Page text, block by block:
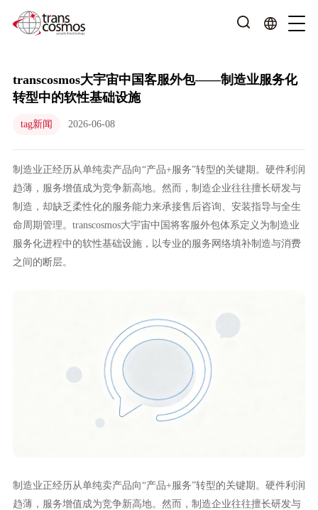
transcosmos大宇宙中国客服外包——制造业服务化
转型中的软性基础设施
tag新闻 2026-06-08
制造业正经历从单纯卖产品向“产品+服务”转型的关键期。硬件利润
趋薄，服务增值成为竞争新高地。然而，制造企业往往擅长研发与
制造，却缺乏柔性化的服务能力来承接售后咨询、安装指导与全生
命周期管理。transcosmos大宇宙中国将客服外包体系定义为制造业
服务化进程中的软性基础设施，以专业的服务网络填补制造与消费
之间的断层。
制造业正经历从单纯卖产品向“产品+服务”转型的关键期。硬件利润
趋薄，服务增值成为竞争新高地。然而，制造企业往往擅长研发与